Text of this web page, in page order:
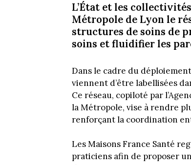
L’État et les
Métropole de Lyon le
structures de soins de
soins et fluidifier les
Dans le cadre du
viennent d’être labellisées
Ce réseau, copiloté par
la Métropole, vise à rendre
renforçant la coordination
Les Maisons France Santé
praticiens afin de proposer